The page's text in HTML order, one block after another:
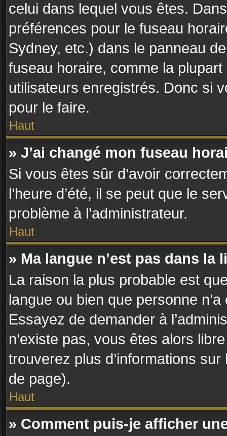
celui dans lequel vous êtes.
préférences pour le fuseau
Sydney, etc.) dans le panneau
fuseau horaire, comme la plupart
utilisateurs enregistrés. Donc si
pour le faire.
Haut
» J’ai changé mon fuseau
Si vous êtes sûr d’avoir
l’heure d’été, il se peut que le
problème à l’administrateur.
Haut
» Ma langue n’est pas dans la
La raison la plus probable est
langue ou bien que personne
Essayez de demander à
n’existe pas, vous êtes alors
trouverez plus d’informations
de page).
Haut
» Comment puis-je afficher